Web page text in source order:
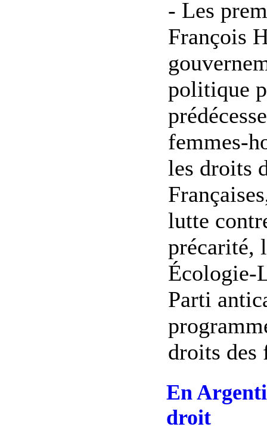
- Les
François
politique
femmes-
les droits
lutte
précarité,
Écologie-
Parti
droits des
En
droit